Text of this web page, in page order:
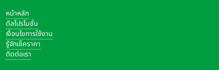
หน้าหลัก
ดีลโปรโมชั่น
เงื่อนไขการใช้งาน
รู้จักเช็คราคา
ติดต่อเรา